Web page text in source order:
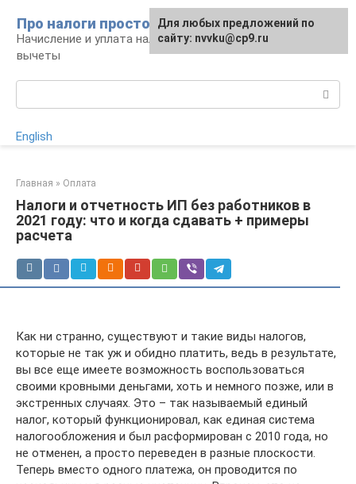
контенту
Про налоги просто
Начисление и уплата налогов, налоговые
вычеты
English
Главная » Оплата
Налоги и отчетность ИП без работников в
2021 году: что и когда сдавать + примеры
расчета
Как ни странно, существуют и такие виды налогов,
которые не так уж и обидно платить, ведь в результате,
вы все еще имеете возможность воспользоваться
своими кровными деньгами, хоть и немного позже, или в
экстренных случаях. Это – так называемый единый
налог, который функционировал, как единая система
налогообложения и был расформирован с 2010 года, но
не отменен, а просто переведен в разные плоскости.
Теперь вместо одного платежа, он проводится по
Для любых предложений по
сайту: nvvku@cp9.ru